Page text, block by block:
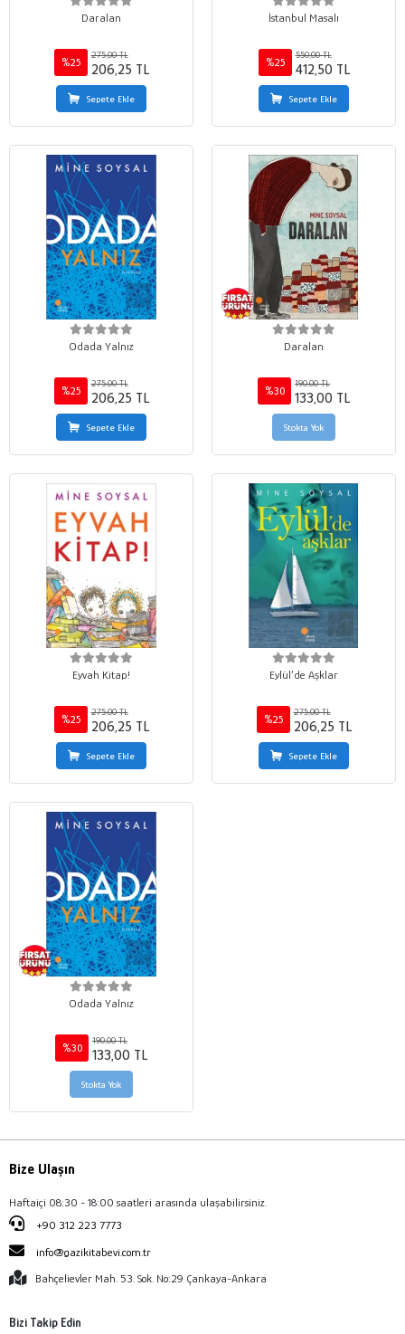
Daralan
%25
275,00 TL
206,25 TL
Sepete Ekle
İstanbul Masalı
%25
550,00 TL
412,50 TL
Sepete Ekle
Odada Yalnız
%25
275,00 TL
206,25 TL
Sepete Ekle
Daralan
%30
190,00 TL
133,00 TL
Stokta Yok
Eyvah Kitap!
%25
275,00 TL
206,25 TL
Sepete Ekle
Eylül’de Aşklar
%25
275,00 TL
206,25 TL
Sepete Ekle
Odada Yalnız
%30
190,00 TL
133,00 TL
Stokta Yok
Bize Ulaşın
Haftaiçi 08:30 - 18:00 saatleri arasında ulaşabilirsiniz.
+90 312 223 7773
info@gazikitabevi.com.tr
Bahçelievler Mah. 53. Sok. No:29 Çankaya-Ankara
Bizi Takip Edin